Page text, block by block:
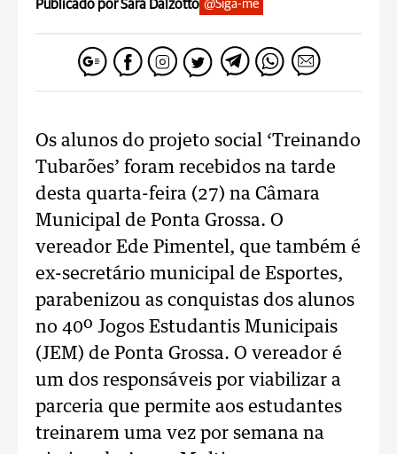
Publicado por Sara Dalzotto @Siga-me
Os alunos do projeto social ‘Treinando
Tubarões’ foram recebidos na tarde
desta quarta-feira (27) na Câmara
Municipal de Ponta Grossa. O
vereador Ede Pimentel, que também é
ex-secretário municipal de Esportes,
parabenizou as conquistas dos alunos
no 40º Jogos Estudantis Municipais
(JEM) de Ponta Grossa. O vereador é
um dos responsáveis por viabilizar a
parceria que permite aos estudantes
treinarem uma vez por semana na